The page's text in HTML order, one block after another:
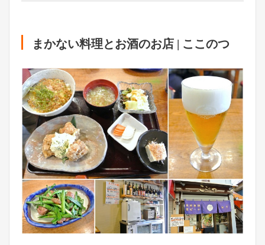
まかない料理とお酒のお店 | ここのつ